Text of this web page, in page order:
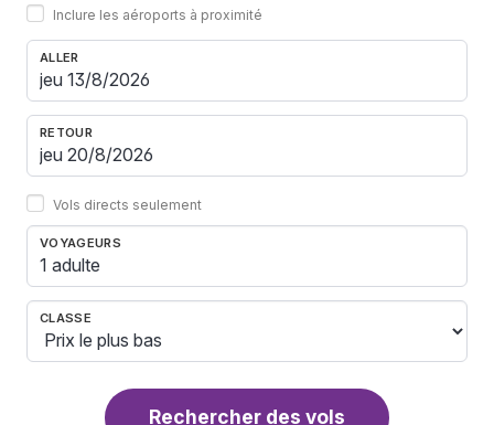
Inclure les aéroports à proximité
ALLER
RETOUR
Vols directs seulement
VOYAGEURS
1 adulte
CLASSE
Rechercher des vols